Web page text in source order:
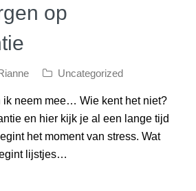
op
Uncategorized
ik neem mee… Wie kent het niet?
en hier kijk je al een lange tijd
het moment van stress. Wat
lijstjes…